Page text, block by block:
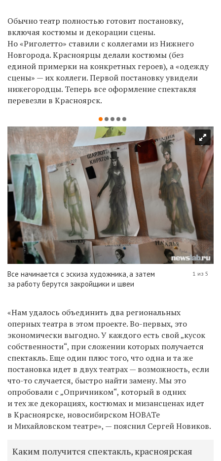
Обычно театр полностью готовит постановку,
включая костюмы и декорации сцены.
Но «Риголетто» ставили с коллегами из Нижнего
Новгорода. Красноярцы делали костюмы (без
единой примерки на конкретных героев), а «одежду
сцены» — их коллеги. Первой постановку увидели
нижегородцы. Теперь все оформление спектакля
перевезли в Красноярск.
Все начинается с эскиза художника, а затем
за работу берутся закройщики и швеи
1 из 5
«Нам удалось объединить два региональных
оперных театра в этом проекте. Во-первых, это
экономически выгодно. У каждого есть свой „кусок
собственности“, при сложении которых получается
спектакль. Еще один плюс того, что одна и та же
постановка идет в двух театрах — возможность, если
что-то случается, быстро найти замену. Мы это
опробовали с „Опричником“, который в одних
и тех же декорациях, костюмах и мизансценах идет
в Красноярске, новосибирском НОВАТе
и Михайловском театре», — пояснил Сергей Новиков.
Каким получится спектакль, красноярская